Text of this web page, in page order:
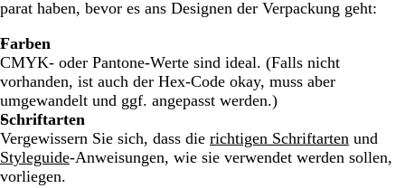
parat haben, bevor es ans Designen der Verpackung geht:
Farben
CMYK- oder Pantone-Werte sind ideal. (Falls nicht
vorhanden, ist auch der Hex-Code okay, muss aber
umgewandelt und ggf. angepasst werden.)
Schriftarten
Vergewissern Sie sich, dass die richtigen Schriftarten und
Styleguide-Anweisungen, wie sie verwendet werden sollen,
vorliegen.